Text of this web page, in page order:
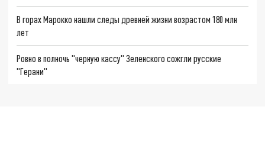
В горах Марокко нашли следы древней жизни возрастом 180 млн
лет
Ровно в полночь "черную кассу" Зеленского сожгли русские
"Герани"